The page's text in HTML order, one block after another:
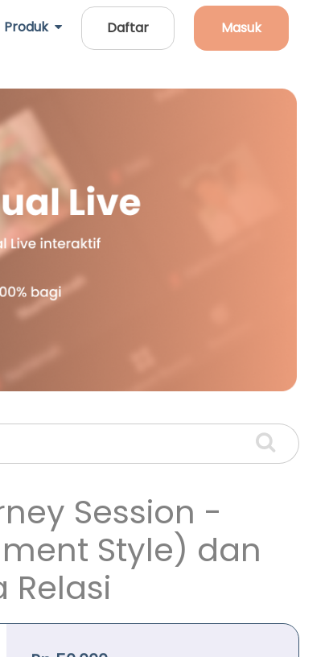
Produk Daftar Masuk
Session -
Style) dan